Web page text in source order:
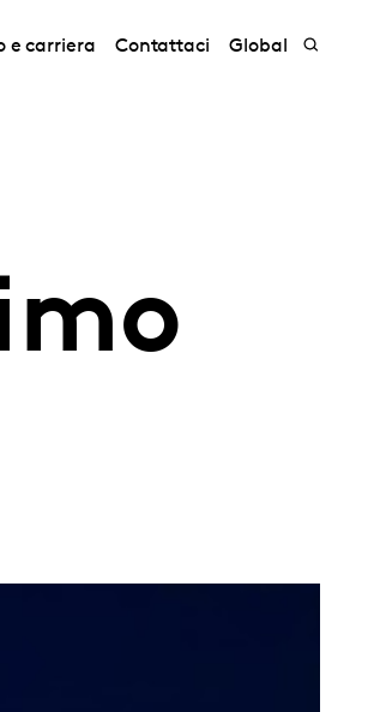
e carriera Contattaci Global